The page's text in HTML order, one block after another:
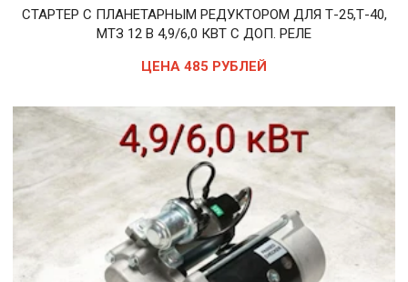
СТАРТЕР С ПЛАНЕТАРНЫМ РЕДУКТОРОМ ДЛЯ Т-25,Т-40,
МТЗ 12 В 4,9/6,0 КВТ С ДОП. РЕЛЕ
ЦЕНА 485 РУБЛЕЙ